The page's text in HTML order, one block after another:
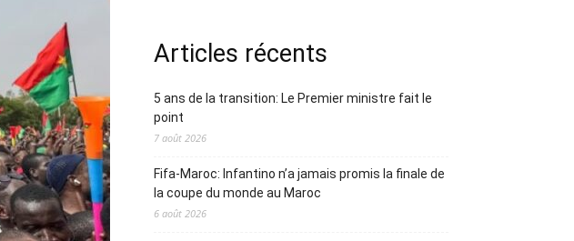
Articles récents
5 ans de la transition: Le Premier ministre fait le
point
7 août 2026
Fifa-Maroc: Infantino n’a jamais promis la finale de
la coupe du monde au Maroc
6 août 2026